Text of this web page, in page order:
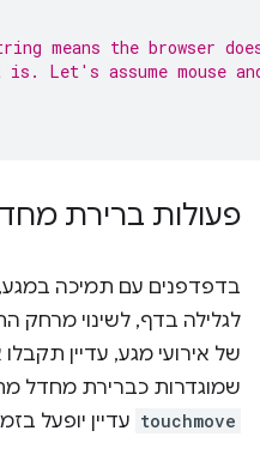
means the browser
Let's assume mouse
פעולות ברירת
בדפדפנים עם תמיכה
לגלילה בדף, לשינוי מרחק
של אירועי מגע, עדיין
שמוגדרות כברירת מחדל
touchmove עדיין יופעל